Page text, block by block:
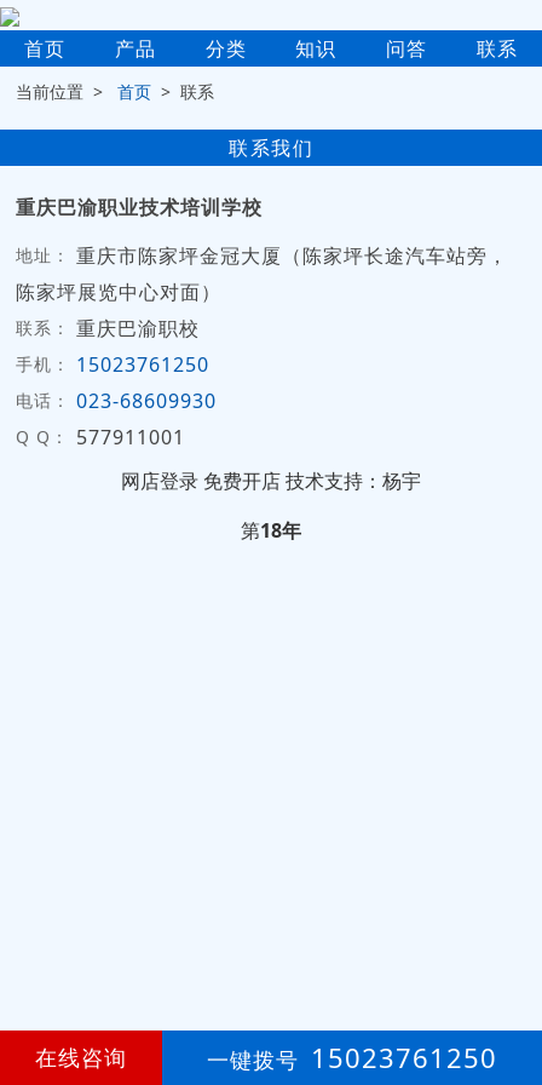
首页 产品 分类 知识 问答 联系
当前位置 >首页 > 联系
联系我们
重庆巴渝职业技术培训学校
地址：
重庆市陈家坪金冠大厦（陈家坪长途汽车站旁，
陈家坪展览中心对面）
联系： 重庆巴渝职校
手机： 15023761250
电话： 023-68609930
Q Q：
577911001
网店登录 免费开店技术支持：杨宇
第18年
在线咨询 一键拨号 15023761250